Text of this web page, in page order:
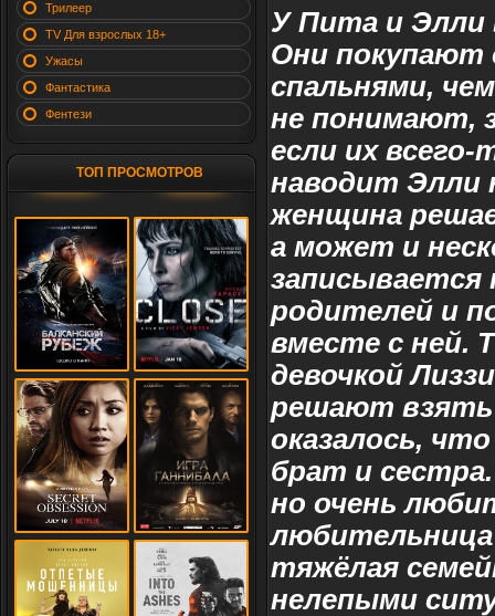
Трилеер
TV Для взрослых 18+
Ужасы
Фантастика
Фентези
ТОП ПРОСМОТРОВ
У Пита и Элли
Они
спальнями,
не понимают,
если их
наводит Элли
женщина
а может и
записывается
родителей и
вместе с ней.
девочкой
решают взять
оказалось,
брат и
но очень
тяжёлая
нелепыми